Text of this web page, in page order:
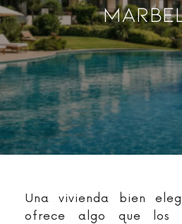
Una vivienda bien
ofrece algo que los